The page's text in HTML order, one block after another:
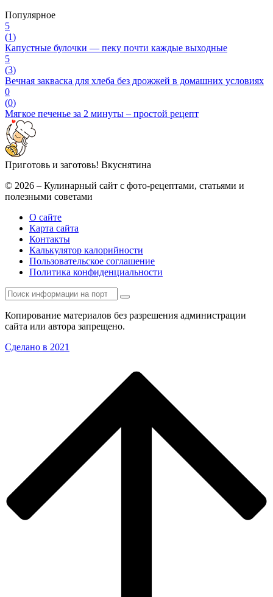
Популярное
5
(1)
Капустные булочки — пеку почти каждые выходные
5
(3)
Вечная закваска для хлеба без дрожжей в домашних условиях
0
(0)
Мягкое печенье за 2 минуты – простой рецепт
Приготовь и заготовь! Вкуснятина
© 2026 – Кулинарный сайт с фото-рецептами, статьями и
полезными советами
О сайте
Карта сайта
Контакты
Калькулятор калорийности
Пользовательское соглашение
Политика конфиденциальности
Копирование материалов без разрешения администрации
сайта или автора запрещено.
Сделано в 2021